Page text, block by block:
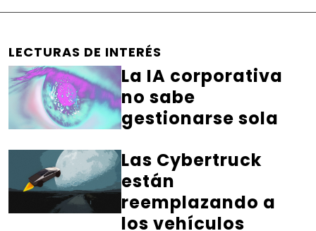
LECTURAS DE INTERÉS
La IA corporativa
no sabe
gestionarse sola
Las Cybertruck
están
reemplazando a
los vehículos